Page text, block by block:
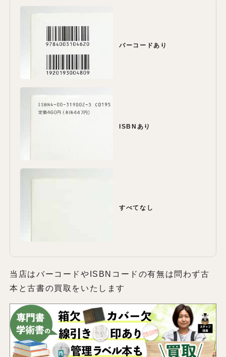
バーコードあり
ISBNあり
すべてなし
当店はバーコードやISBNコードの有無は問わず古
本と古書の買取をいたします